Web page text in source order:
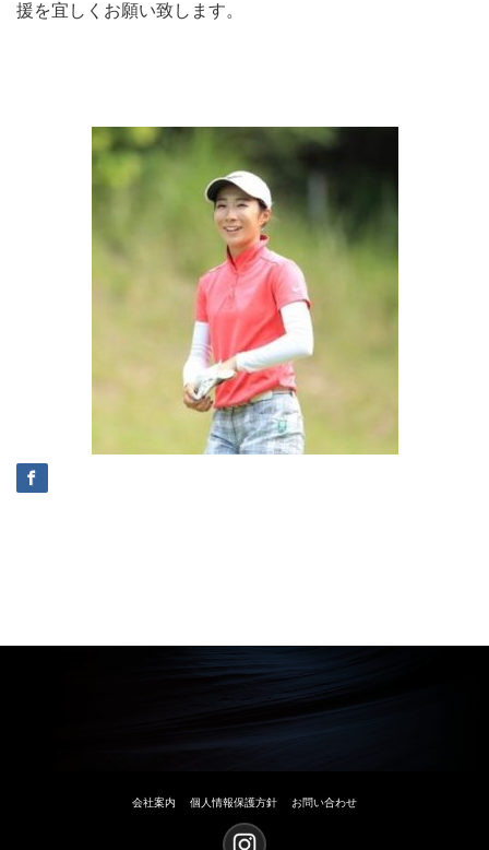
援を宜しくお願い致します。
会社案内 個人情報保護方針 お問い合わせ